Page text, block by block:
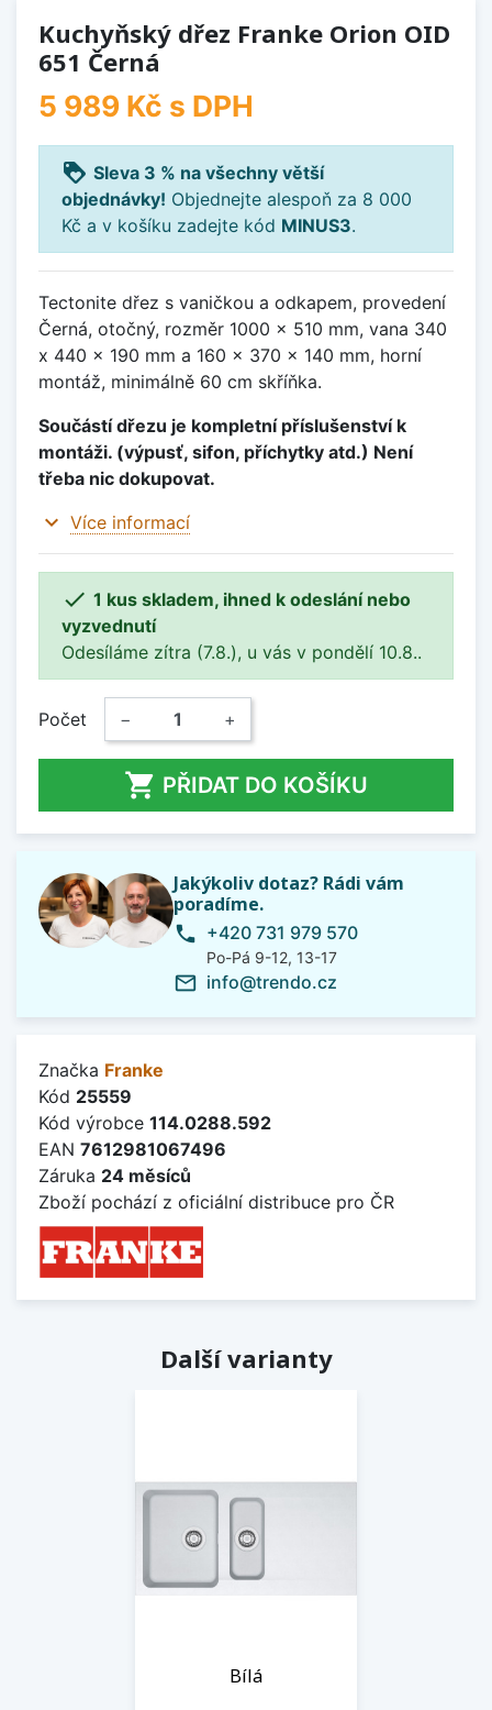
Kuchyňský dřez Franke Orion OID
651 Černá
5 989 Kč s DPH
loyalty Sleva 3 % na všechny větší
objednávky! Objednejte alespoň za 8 000
Kč a v košíku zadejte kód MINUS3.
Tectonite dřez s vaničkou a odkapem, provedení
Černá, otočný, rozměr 1000 x 510 mm, vana 340
x 440 x 190 mm a 160 x 370 x 140 mm, horní
montáž, minimálně 60 cm skříňka.
Součástí dřezu je kompletní příslušenství k
montáži. (výpusť, sifon, příchytky atd.) Není
třeba nic dokupovat.
expand_more Více informací
 1 kus skladem, ihned k odeslání nebo
vyzvednutí
Odesíláme zítra (7.8.), u vás v pondělí 10.8..
Počet − +
 PŘIDAT DO KOŠÍKU
Jakýkoliv dotaz? Rádi vám
poradíme.
phone +420 731 979 570
Po-Pá 9-12, 13-17
mail_outline info@trendo.cz
Značka Franke
Kód 25559
Kód výrobce 114.0288.592
EAN 7612981067496
Záruka 24 měsíců
Zboží pochází z oficiální distribuce pro ČR
Další varianty
Bílá